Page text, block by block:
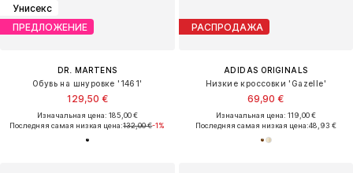
Унисекс
ПРЕДЛОЖЕНИЕ
DR. MARTENS
Обувь на шнуровке '1461'
129,50 €
Изначальная цена: 185,00 €
Последняя самая низкая цена:132,00 €-1%
РАСПРОДАЖА
ADIDAS ORIGINALS
Низкие кроссовки 'Gazelle'
69,90 €
Изначальная цена: 119,00 €
Последняя самая низкая цена:48,93 €